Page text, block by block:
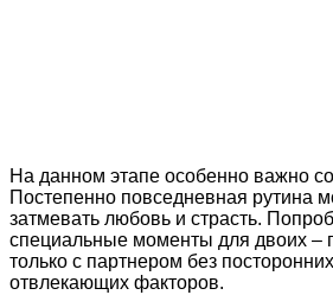
На данном этапе особенно важно
Постепенно повседневная рутина
затмевать любовь и страсть.
специальные моменты для двоих –
только с партнером без
отвлекающих факторов.